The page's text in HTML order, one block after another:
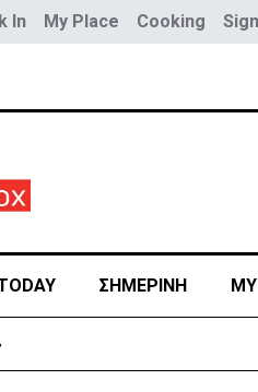
In My Place Cooking
ΣΗΜΕΡΙΝΗ